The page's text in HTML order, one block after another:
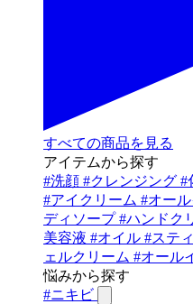
すべての商品を見る
アイテムから探す
#洗顔 #クレンジング #
#アイクリーム #オー
ディソープ#ハンドク
美容液 #オイル #ステ
ェルクリーム #オール
悩みから探す
#ニキビ